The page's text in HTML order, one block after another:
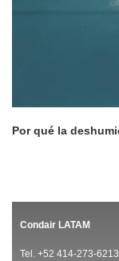
Por qué la
Condair LATAM
Tel. +52 414-273-6213